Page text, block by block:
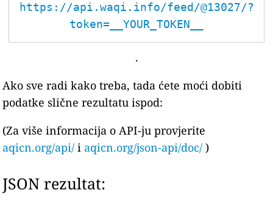
https://api.waqi.info/feed/@13027/?
token=__YOUR_TOKEN__
.
Ako sve radi kako treba, tada ćete moći dobiti
podatke slične rezultatu ispod:
(Za više informacija o API-ju provjerite
aqicn.org/api/ i aqicn.org/json-api/doc/ )
JSON rezultat: